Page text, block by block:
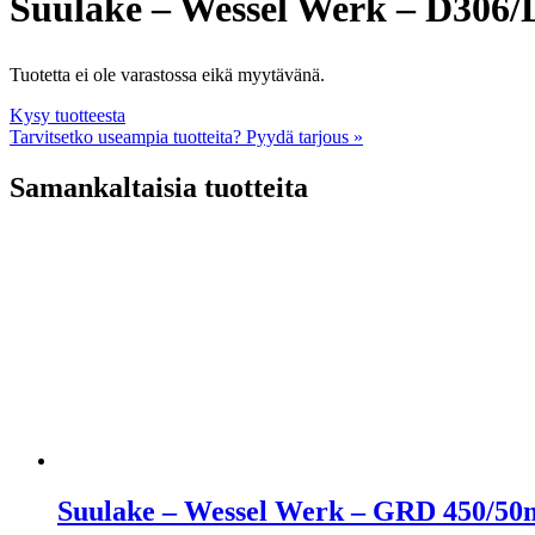
Suulake – Wessel Werk – D306/
Tuotetta ei ole varastossa eikä myytävänä.
Kysy tuotteesta
Tarvitsetko useampia tuotteita? Pyydä tarjous »
Samankaltaisia tuotteita
Suulake – Wessel Werk – GRD 450/